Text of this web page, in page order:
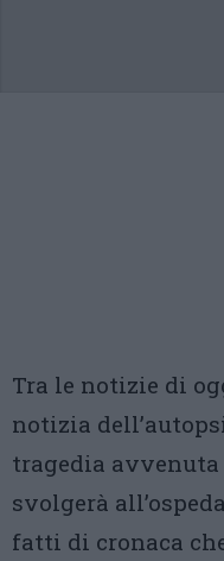
Tra le notizie di
notizia
tragedia
svolgerà
fatti di cronaca